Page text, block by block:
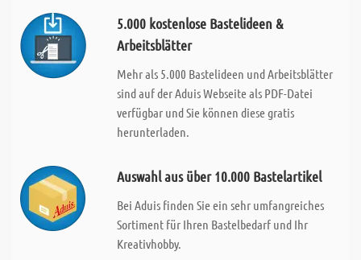
5.000 kostenlose Bastelideen &
Arbeitsblätter
Mehr als 5.000 Bastelideen und Arbeitsblätter
sind auf der Aduis Webseite als PDF-Datei
verfügbar und Sie können diese gratis
herunterladen.
Auswahl aus über 10.000 Bastelartikel
Bei Aduis finden Sie ein sehr umfangreiches
Sortiment für Ihren Bastelbedarf und Ihr
Kreativhobby.